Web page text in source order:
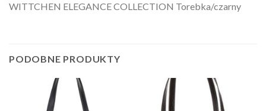
WITTCHEN ELEGANCE COLLECTION Torebka/czarny
PODOBNE PRODUKTY